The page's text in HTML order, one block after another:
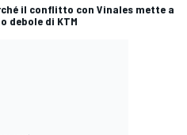
il conflitto con Vinales mette a
debole di KTM